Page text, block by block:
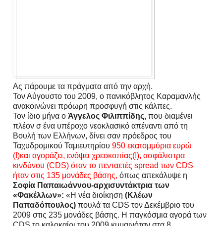
Ας πάρουμε τα πράγματα από την αρχή.
Τον Αύγουστο του 2009, ο πανικόβλητος Καραμανλής
ανακοινώνει πρόωρη προσφυγή στις κάλπες.
Τον ίδιο μήνα ο Άγγελος Φιλιππίδης,που διαμένει
πλέον σ ένα υπέροχο νεοκλασικό απέναντι από τη
Βουλή των Ελλήνων, δίνει σαν πρόεδρος του
Ταχυδρομικού Ταμιευτηρίου 950 εκατομμύρια ευρώ
(!)και αγοράζει, ενόψει χρεοκοπίας(!), ασφάλιστρα
κινδύνου (CDS) όταν το πενταετές spread των CDS
ήταν στις 135 μονάδες βάσης, όπως απεκάλυψε η
Σοφία Παπαιωάννου-αρχισυντάκτρια των
«Φακέλλων»: «Η νέα διοίκηση (Κλέων
Παπαδόπουλος) πουλά τα CDS τον Δεκέμβριο του
2009 στις 235 μονάδες βάσης. Η παγκόσμια αγορά των